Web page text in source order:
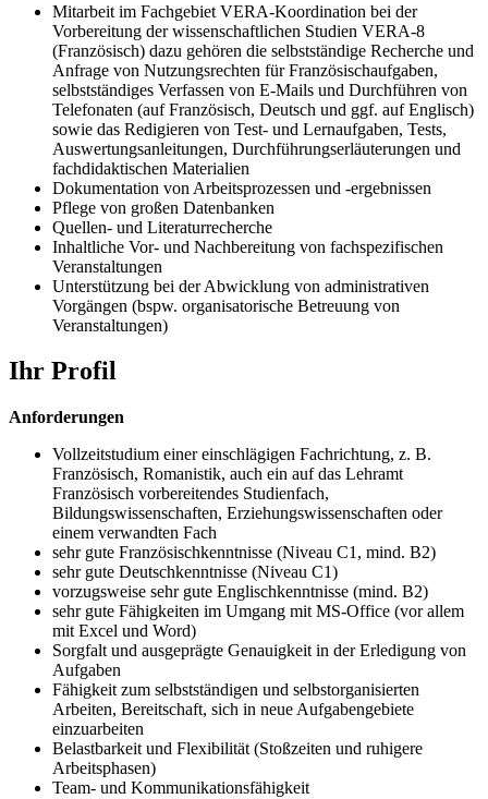
Mitarbeit im Fachgebiet VERA-Koordination bei der
Vorbereitung der wissenschaftlichen Studien VERA-8
(Französisch) dazu gehören die selbstständige Recherche und
Anfrage von Nutzungsrechten für Französischaufgaben,
selbstständiges Verfassen von E-Mails und Durchführen von
Telefonaten (auf Französisch, Deutsch und ggf. auf Englisch)
sowie das Redigieren von Test- und Lernaufgaben, Tests,
Auswertungsanleitungen, Durchführungserläuterungen und
fachdidaktischen Materialien
Dokumentation von Arbeitsprozessen und -ergebnissen
Pflege von großen Datenbanken
Quellen- und Literaturrecherche
Inhaltliche Vor- und Nachbereitung von fachspezifischen
Veranstaltungen
Unterstützung bei der Abwicklung von administrativen
Vorgängen (bspw. organisatorische Betreuung von
Veranstaltungen)
Ihr Profil
Anforderungen
Vollzeitstudium einer einschlägigen Fachrichtung, z. B.
Französisch, Romanistik, auch ein auf das Lehramt
Französisch vorbereitendes Studienfach,
Bildungswissenschaften, Erziehungswissenschaften oder
einem verwandten Fach
sehr gute Französischkenntnisse (Niveau C1, mind. B2)
sehr gute Deutschkenntnisse (Niveau C1)
vorzugsweise sehr gute Englischkenntnisse (mind. B2)
sehr gute Fähigkeiten im Umgang mit MS-Office (vor allem
mit Excel und Word)
Sorgfalt und ausgeprägte Genauigkeit in der Erledigung von
Aufgaben
Fähigkeit zum selbstständigen und selbstorganisierten
Arbeiten, Bereitschaft, sich in neue Aufgabengebiete
einzuarbeiten
Belastbarkeit und Flexibilität (Stoßzeiten und ruhigere
Arbeitsphasen)
Team- und Kommunikationsfähigkeit